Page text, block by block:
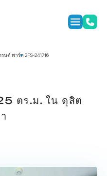
นด์ พาร์ค 2FS-241716
ตร.ม. ใน ดุสิต